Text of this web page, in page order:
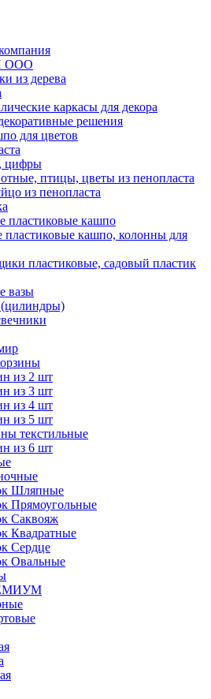
ООО
из дерева
каркасы для декора
решения
для цветов
цифры
птицы, цветы из пенопласта
из пенопласта
пластиковые кашпо
пластиковые кашпо, колонны для
пластиковые, садовый пластик
вазы
из 2 шт
из 3 шт
из 4 шт
из 5 шт
текстильные
из 6 шт
Шляпные
Прямоугольные
Саквояж
Квадратные
Сердце
Овальные